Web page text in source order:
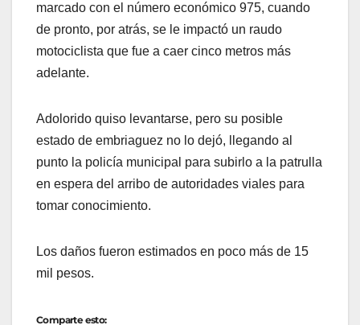
marcado con el número económico 975, cuando
de pronto, por atrás, se le impactó un raudo
motociclista que fue a caer cinco metros más
adelante.
Adolorido quiso levantarse, pero su posible
estado de embriaguez no lo dejó, llegando al
punto la policía municipal para subirlo a la patrulla
en espera del arribo de autoridades viales para
tomar conocimiento.
Los daños fueron estimados en poco más de 15
mil pesos.
Comparte esto: